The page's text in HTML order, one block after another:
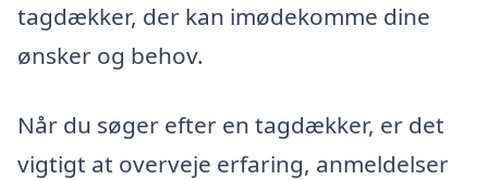
tagdækker, der kan imødekomme dine
ønsker og behov.
Når du søger efter en tagdækker, er det
vigtigt at overveje erfaring, anmeldelser